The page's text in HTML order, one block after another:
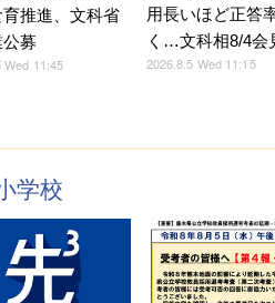
推進、文科省
募
Wed 11:45
用長いほど正答
く…文科相8/4会
2026.8.5 Wed 11:15
学校